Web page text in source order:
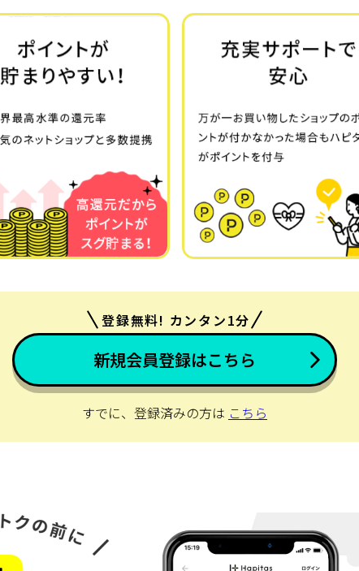
登録無料! カンタン1分
新規会員登録はこちら
すでに、登録済みの方は こちら